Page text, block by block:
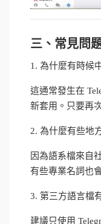
三、常見問
1. 為什麼有時候
這通常發生在
新套用。只要再
2. 為什麼有些地
因為語系檔來自
有些專業名詞也
3. 第三方語言檔
建議只使用